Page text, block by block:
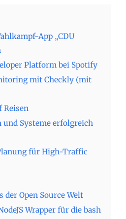
App „CDU
Platform bei Spotify
mit Checkly (mit
Reisen
und Systeme erfolgreich
für High-Traffic
der Open Source Welt
Wrapper für die bash